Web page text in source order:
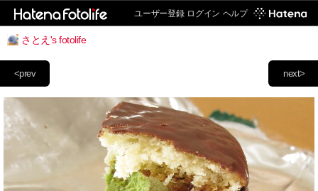
ユーザー登録 ログイン ヘルプ
さとえ's fotolife
next>
<prev